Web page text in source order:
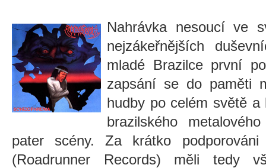
Nahrávka nesoucí ve
nejzákeřnějších
mladé Brazilce první
zapsání se do paměti
hudby po celém světě
brazilského
pater scény. Za krátko
(Roadrunner Records) měli tedy